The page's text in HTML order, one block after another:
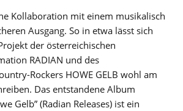
Kollaboration mit einem musikalisch
Ausgang. So in etwa lässt sich
der österreichischen
RADIAN und des
Rockers HOWE GELB wohl am
Das entstandene Album
Gelb” (Radian Releases) ist ein